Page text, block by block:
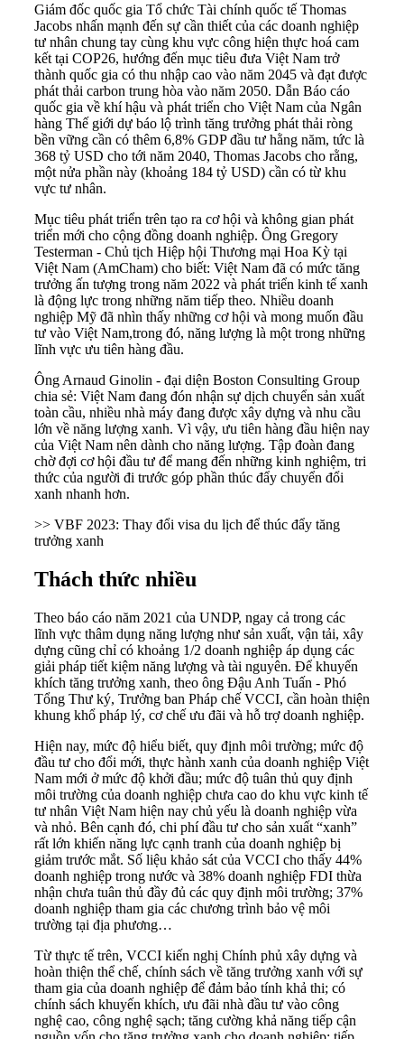
Giám đốc quốc gia Tổ chức Tài chính quốc tế Thomas
Jacobs nhấn mạnh đến sự cần thiết của các doanh nghiệp
tư nhân chung tay cùng khu vực công hiện thực hoá cam
kết tại COP26, hướng đến mục tiêu đưa Việt Nam trở
thành quốc gia có thu nhập cao vào năm 2045 và đạt được
phát thải carbon trung hòa vào năm 2050. Dẫn Báo cáo
quốc gia về khí hậu và phát triển cho Việt Nam của Ngân
hàng Thế giới dự báo lộ trình tăng trưởng phát thải ròng
bền vững cần có thêm 6,8% GDP đầu tư hằng năm, tức là
368 tỷ USD cho tới năm 2040, Thomas Jacobs cho rằng,
một nửa phần này (khoảng 184 tỷ USD) cần có từ khu
vực tư nhân.
Mục tiêu phát triển trên tạo ra cơ hội và không gian phát
triển mới cho cộng đồng doanh nghiệp. Ông Gregory
Testerman - Chủ tịch Hiệp hội Thương mại Hoa Kỳ tại
Việt Nam (AmCham) cho biết: Việt Nam đã có mức tăng
trưởng ấn tượng trong năm 2022 và phát triển kinh tế xanh
là động lực trong những năm tiếp theo. Nhiều doanh
nghiệp Mỹ đã nhìn thấy những cơ hội và mong muốn đầu
tư vào Việt Nam,trong đó, năng lượng là một trong những
lĩnh vực ưu tiên hàng đầu.
Ông Arnaud Ginolin - đại diện Boston Consulting Group
chia sẻ: Việt Nam đang đón nhận sự dịch chuyển sản xuất
toàn cầu, nhiều nhà máy đang được xây dựng và nhu cầu
lớn về năng lượng xanh. Vì vậy, ưu tiên hàng đầu hiện nay
của Việt Nam nên dành cho năng lượng. Tập đoàn đang
chờ đợi cơ hội đầu tư để mang đến những kinh nghiệm, tri
thức của người đi trước góp phần thúc đẩy chuyển đổi
xanh nhanh hơn.
>> VBF 2023: Thay đổi visa du lịch để thúc đẩy tăng
trưởng xanh
Thách thức nhiều
Theo báo cáo năm 2021 của UNDP, ngay cả trong các
lĩnh vực thâm dụng năng lượng như sản xuất, vận tải, xây
dựng cũng chỉ có khoảng 1/2 doanh nghiệp áp dụng các
giải pháp tiết kiệm năng lượng và tài nguyên. Để khuyến
khích tăng trưởng xanh, theo ông Đậu Anh Tuấn - Phó
Tổng Thư ký, Trưởng ban Pháp chế VCCI, cần hoàn thiện
khung khổ pháp lý, cơ chế ưu đãi và hỗ trợ doanh nghiệp.
Hiện nay, mức độ hiểu biết, quy định môi trường; mức độ
đầu tư cho đổi mới, thực hành xanh của doanh nghiệp Việt
Nam mới ở mức độ khởi đầu; mức độ tuân thủ quy định
môi trường của doanh nghiệp chưa cao do khu vực kinh tế
tư nhân Việt Nam hiện nay chủ yếu là doanh nghiệp vừa
và nhỏ. Bên cạnh đó, chi phí đầu tư cho sản xuất “xanh”
rất lớn khiến năng lực cạnh tranh của doanh nghiệp bị
giảm trước mắt. Số liệu khảo sát của VCCI cho thấy 44%
doanh nghiệp trong nước và 38% doanh nghiệp FDI thừa
nhận chưa tuân thủ đầy đủ các quy định môi trường; 37%
doanh nghiệp tham gia các chương trình bảo vệ môi
trường tại địa phương…
Từ thực tế trên, VCCI kiến nghị Chính phủ xây dựng và
hoàn thiện thể chế, chính sách về tăng trưởng xanh với sự
tham gia của doanh nghiệp để đảm bảo tính khả thi; có
chính sách khuyến khích, ưu đãi nhà đầu tư vào công
nghệ cao, công nghệ sạch; tăng cường khả năng tiếp cận